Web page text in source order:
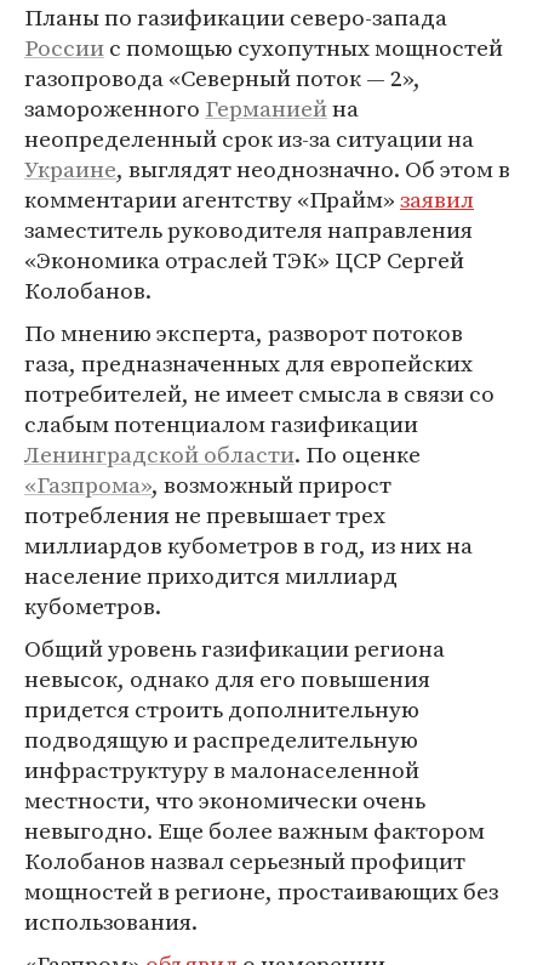
Планы по газификации северо-запада
Россиис помощью сухопутных мощностей
газопровода «Северный поток — 2»,
замороженного Германиейна
неопределенный срок из-за ситуации на
Украине, выглядят неоднозначно. Об этом в
комментарии агентству «Прайм»заявил
заместитель руководителя направления
«Экономика отраслей ТЭК» ЦСР Сергей
Колобанов.
По мнению эксперта, разворот потоков
газа, предназначенных для европейских
потребителей, не имеет смысла в связи со
слабым потенциалом газификации
Ленинградской области. По оценке
«Газпрома», возможный прирост
потребления не превышает трех
миллиардов кубометров в год, из них на
население приходится миллиард
кубометров.
Общий уровень газификации региона
невысок, однако для его повышения
придется строить дополнительную
подводящую и распределительную
инфраструктуру в малонаселенной
местности, что экономически очень
невыгодно. Еще более важным фактором
Колобанов назвал серьезный профицит
мощностей в регионе, простаивающих без
использования.